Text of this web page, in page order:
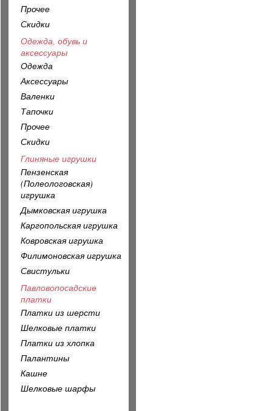
Прочее
Скидки
Одежда, обувь и
аксессуары
Одежда
Аксессуары
Валенки
Тапочки
Прочее
Скидки
Глиняные игрушки
Пензенская
(Полеологовская)
игрушка
Дымковская игрушка
Каргопольская игрушка
Ковровская игрушка
Филимоновская игрушка
Свистульки
Павловопосадские
платки
Платки из шерсти
Шелковые платки
Платки из хлопка
Палантины
Кашне
Шелковые шарфы